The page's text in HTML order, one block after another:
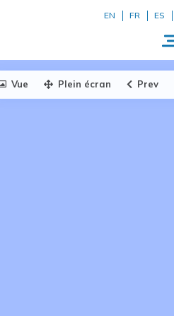
EN FR ES
Vue Plein écran Prev